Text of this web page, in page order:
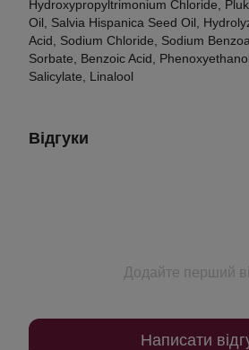
Hydroxypropyltrimonium Chloride,
Oil, Salvia Hispanica Seed Oil,
Acid, Sodium Chloride, Sodium
Sorbate, Benzoic Acid,
Salicylate, Linalool
Відгуки
Додайте перший
Написати